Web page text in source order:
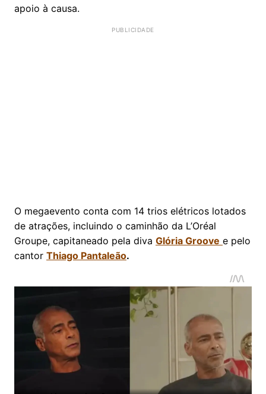
apoio à causa.
O megaevento conta com 14 trios elétricos lotados
de atrações, incluindo o caminhão da L’Oréal
Groupe, capitaneado pela diva Glória Groove e pelo
cantor Thiago Pantaleão.